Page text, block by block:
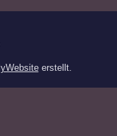
erstellt.